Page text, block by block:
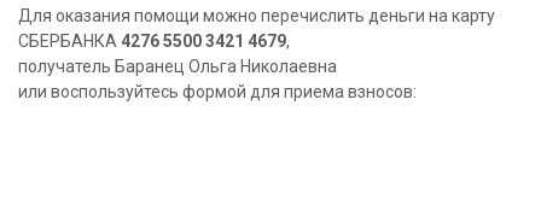
Для оказания помощи можно перечислить деньги на карту
СБЕРБАНКА 4276 5500 3421 4679,
получатель Баранец Ольга Николаевна
или воспользуйтесь формой для приема взносов: